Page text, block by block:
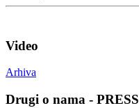
Video
Arhiva
Drugi o nama - PRESS